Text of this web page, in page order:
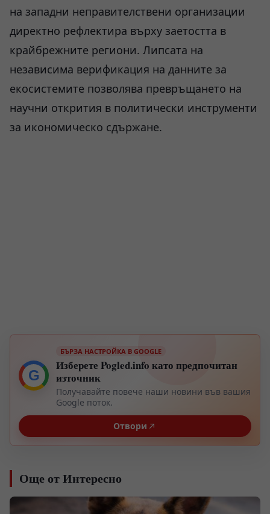
на западни неправителствени организации
директно рефлектира върху заетостта в
крайбрежните региони. Липсата на
независима верификация на данните за
екосистемите позволява превръщането на
научни открития в политически инструменти
за икономическо сдържане.
G
БЪРЗА НАСТРОЙКА В GOOGLE
Изберете Pogled.info като предпочитан
източник
Получавайте повече наши новини във вашия
Google поток.
Отвори
Още от Интересно